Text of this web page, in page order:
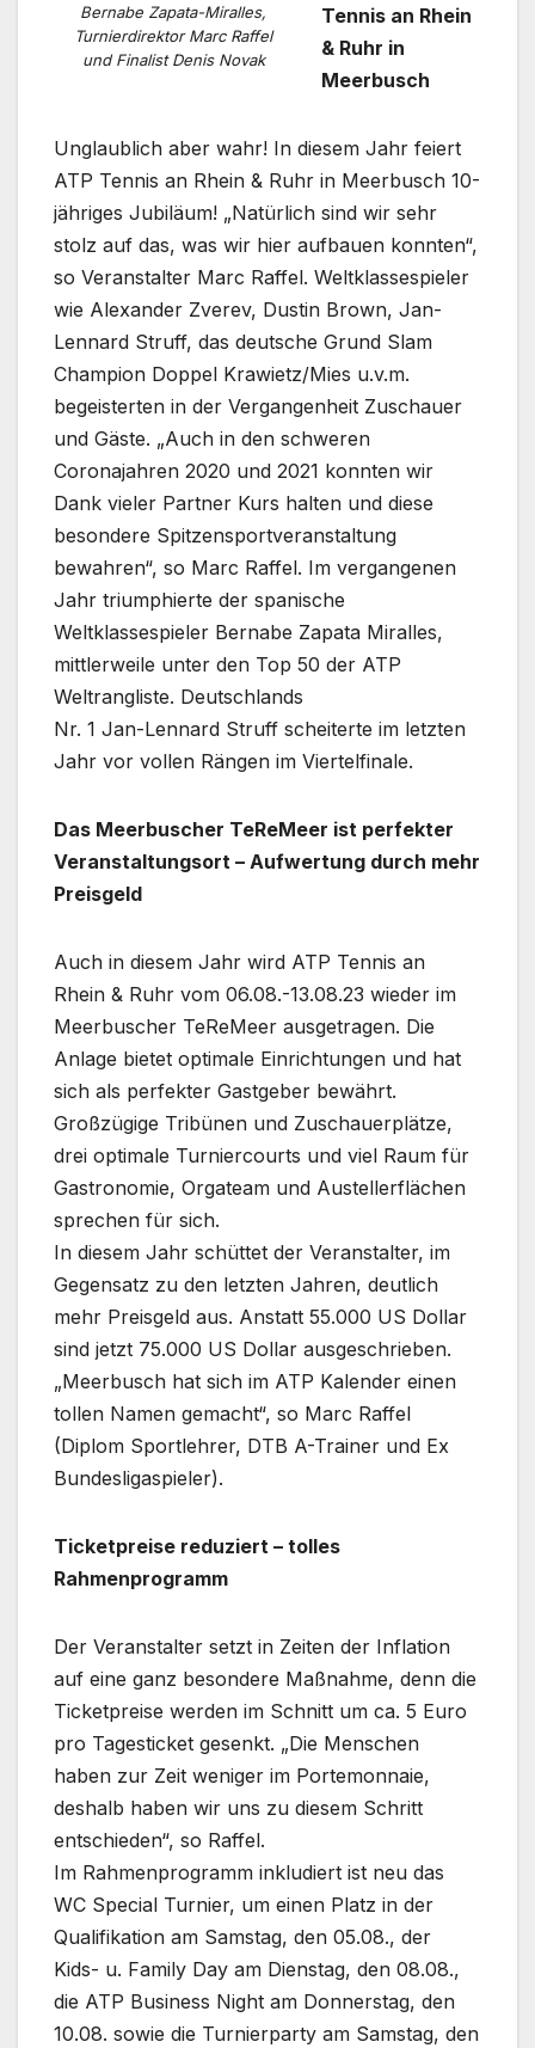
Bernabe Zapata-Miralles,
Turnierdirektor Marc Raffel
und Finalist Denis Novak
Tennis an Rhein
& Ruhr in
Meerbusch
Unglaublich aber wahr! In diesem Jahr feiert
ATP Tennis an Rhein & Ruhr in Meerbusch 10-
jähriges Jubiläum! „Natürlich sind wir sehr
stolz auf das, was wir hier aufbauen konnten“,
so Veranstalter Marc Raffel. Weltklassespieler
wie Alexander Zverev, Dustin Brown, Jan-
Lennard Struff, das deutsche Grund Slam
Champion Doppel Krawietz/Mies u.v.m.
begeisterten in der Vergangenheit Zuschauer
und Gäste. „Auch in den schweren
Coronajahren 2020 und 2021 konnten wir
Dank vieler Partner Kurs halten und diese
besondere Spitzensportveranstaltung
bewahren“, so Marc Raffel. Im vergangenen
Jahr triumphierte der spanische
Weltklassespieler Bernabe Zapata Miralles,
mittlerweile unter den Top 50 der ATP
Weltrangliste. Deutschlands
Nr. 1 Jan-Lennard Struff scheiterte im letzten
Jahr vor vollen Rängen im Viertelfinale.
Das Meerbuscher TeReMeer ist perfekter
Veranstaltungsort – Aufwertung durch mehr
Preisgeld
Auch in diesem Jahr wird ATP Tennis an
Rhein & Ruhr vom 06.08.-13.08.23 wieder im
Meerbuscher TeReMeer ausgetragen. Die
Anlage bietet optimale Einrichtungen und hat
sich als perfekter Gastgeber bewährt.
Großzügige Tribünen und Zuschauerplätze,
drei optimale Turniercourts und viel Raum für
Gastronomie, Orgateam und Austellerflächen
sprechen für sich.
In diesem Jahr schüttet der Veranstalter, im
Gegensatz zu den letzten Jahren, deutlich
mehr Preisgeld aus. Anstatt 55.000 US Dollar
sind jetzt 75.000 US Dollar ausgeschrieben.
„Meerbusch hat sich im ATP Kalender einen
tollen Namen gemacht“, so Marc Raffel
(Diplom Sportlehrer, DTB A-Trainer und Ex
Bundesligaspieler).
Ticketpreise reduziert – tolles
Rahmenprogramm
Der Veranstalter setzt in Zeiten der Inflation
auf eine ganz besondere Maßnahme, denn die
Ticketpreise werden im Schnitt um ca. 5 Euro
pro Tagesticket gesenkt. „Die Menschen
haben zur Zeit weniger im Portemonnaie,
deshalb haben wir uns zu diesem Schritt
entschieden“, so Raffel.
Im Rahmenprogramm inkludiert ist neu das
WC Special Turnier, um einen Platz in der
Qualifikation am Samstag, den 05.08., der
Kids- u. Family Day am Dienstag, den 08.08.,
die ATP Business Night am Donnerstag, den
10.08. sowie die Turnierparty am Samstag, den